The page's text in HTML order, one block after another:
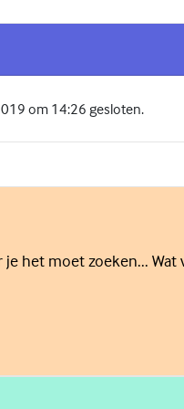
om 14:26 gesloten.
het moet zoeken...